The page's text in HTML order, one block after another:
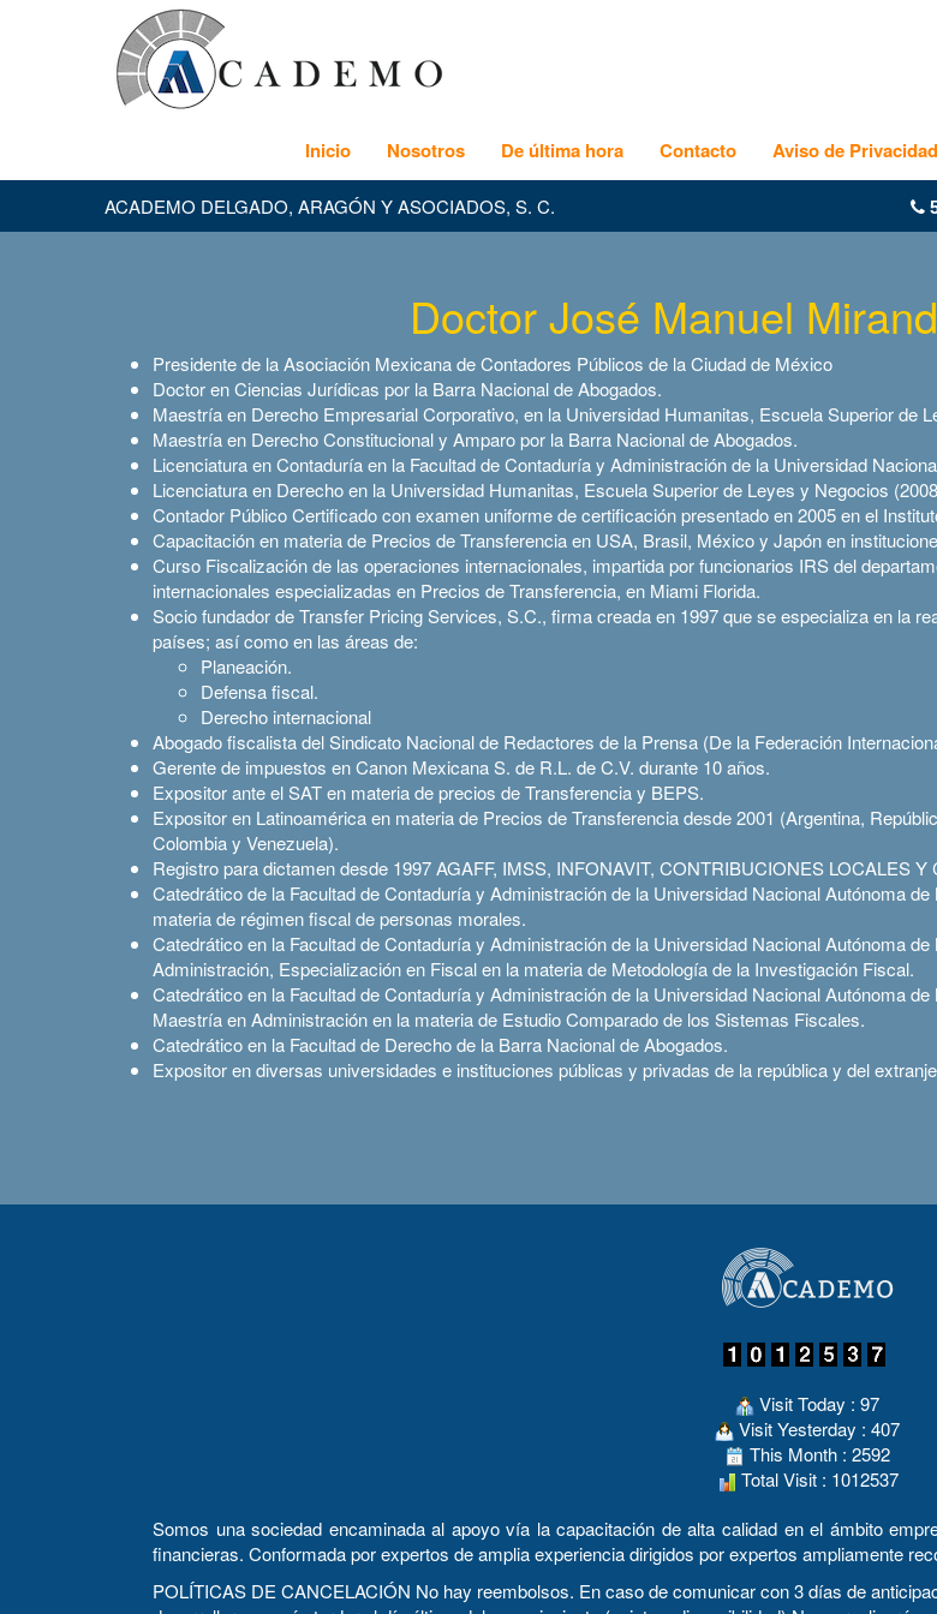
Inicio Nosotros De última hora Contacto Aviso de Privacidad
ACADEMO DELGADO, ARAGÓN Y ASOCIADOS, S. C.
Doctor José Manuel
Presidente de la Asociación Mexicana de Contadores Públicos de la Ciudad de México
Doctor en Ciencias Jurídicas por la Barra Nacional de Abogados.
Maestría en Derecho Empresarial Corporativo, en la Universidad Humanitas, Escuela Superior de
Maestría en Derecho Constitucional y Amparo por la Barra Nacional de Abogados.
Licenciatura en Contaduría en la Facultad de Contaduría y Administración de la Universidad
Licenciatura en Derecho en la Universidad Humanitas, Escuela Superior de Leyes y Negocios
Contador Público Certificado con examen uniforme de certificación presentado en 2005 en el
Capacitación en materia de Precios de Transferencia en USA, Brasil, México y Japón en
Curso Fiscalización de las operaciones internacionales, impartida por funcionarios IRS del
internacionales especializadas en Precios de Transferencia, en Miami Florida.
Socio fundador de Transfer Pricing Services, S.C., firma creada en 1997 que se especializa en la
países; así como en las áreas de:
Planeación.
Defensa fiscal.
Derecho internacional
Abogado fiscalista del Sindicato Nacional de Redactores de la Prensa (De la Federación
Gerente de impuestos en Canon Mexicana S. de R.L. de C.V. durante 10 años.
Expositor ante el SAT en materia de precios de Transferencia y BEPS.
Expositor en Latinoamérica en materia de Precios de Transferencia desde 2001 (Argentina,
Colombia y Venezuela).
Registro para dictamen desde 1997 AGAFF, IMSS, INFONAVIT, CONTRIBUCIONES LOCALES
Catedrático de la Facultad de Contaduría y Administración de la Universidad Nacional Autónoma
materia de régimen fiscal de personas morales.
Catedrático en la Facultad de Contaduría y Administración de la Universidad Nacional Autónoma
Administración, Especialización en Fiscal en la materia de Metodología de la Investigación Fiscal.
Catedrático en la Facultad de Contaduría y Administración de la Universidad Nacional Autónoma
Maestría en Administración en la materia de Estudio Comparado de los Sistemas Fiscales.
Catedrático en la Facultad de Derecho de la Barra Nacional de Abogados.
Expositor en diversas universidades e instituciones públicas y privadas de la república y del
Visit Today : 97
Visit Yesterday : 407
This Month : 2592
Total Visit : 1012537
Somos una sociedad encaminada al apoyo vía la capacitación de alta calidad en el ámbito
financieras. Conformada por expertos de amplia experiencia dirigidos por expertos ampliamente
POLÍTICAS DE CANCELACIÓN No hay reembolsos. En caso de comunicar con 3 días de